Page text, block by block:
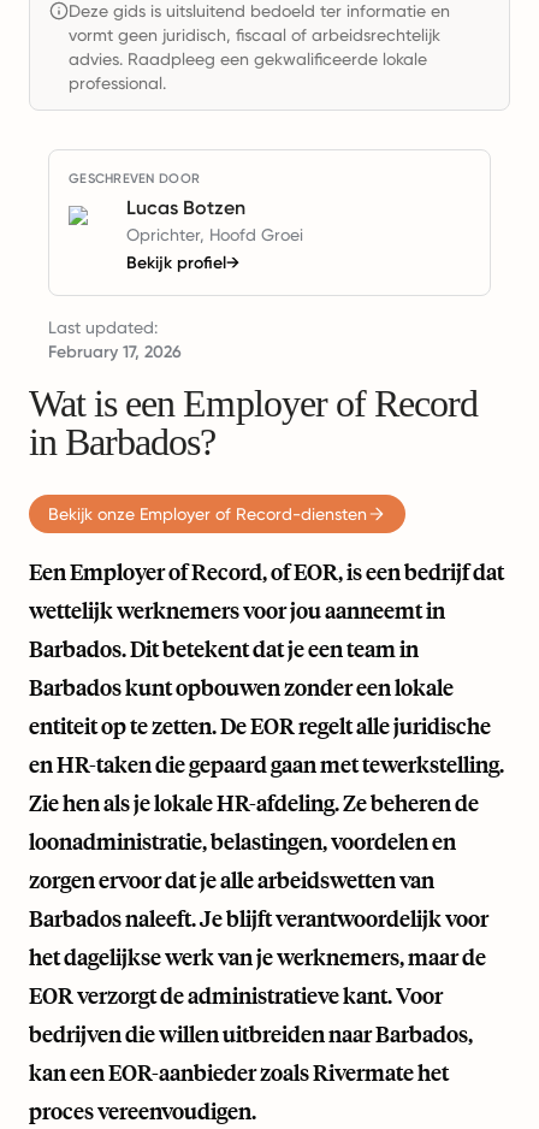
Deze gids is uitsluitend bedoeld ter informatie en
vormt geen juridisch, fiscaal of arbeidsrechtelijk
advies. Raadpleeg een gekwalificeerde lokale
professional.
GESCHREVEN DOOR
Lucas Botzen
Oprichter, Hoofd Groei
Bekijk profiel→
Last updated:
February 17, 2026
Wat is een Employer of Record
in Barbados?
Bekijk onze Employer of Record-diensten
Een Employer of Record, of EOR, is een bedrijf dat
wettelijk werknemers voor jou aanneemt in
Barbados. Dit betekent dat je een team in
Barbados kunt opbouwen zonder een lokale
entiteit op te zetten. De EOR regelt alle juridische
en HR-taken die gepaard gaan met tewerkstelling.
Zie hen als je lokale HR-afdeling. Ze beheren de
loonadministratie, belastingen, voordelen en
zorgen ervoor dat je alle arbeidswetten van
Barbados naleeft. Je blijft verantwoordelijk voor
het dagelijkse werk van je werknemers, maar de
EOR verzorgt de administratieve kant. Voor
bedrijven die willen uitbreiden naar Barbados,
kan een EOR-aanbieder zoalsRivermatehet
proces vereenvoudigen.